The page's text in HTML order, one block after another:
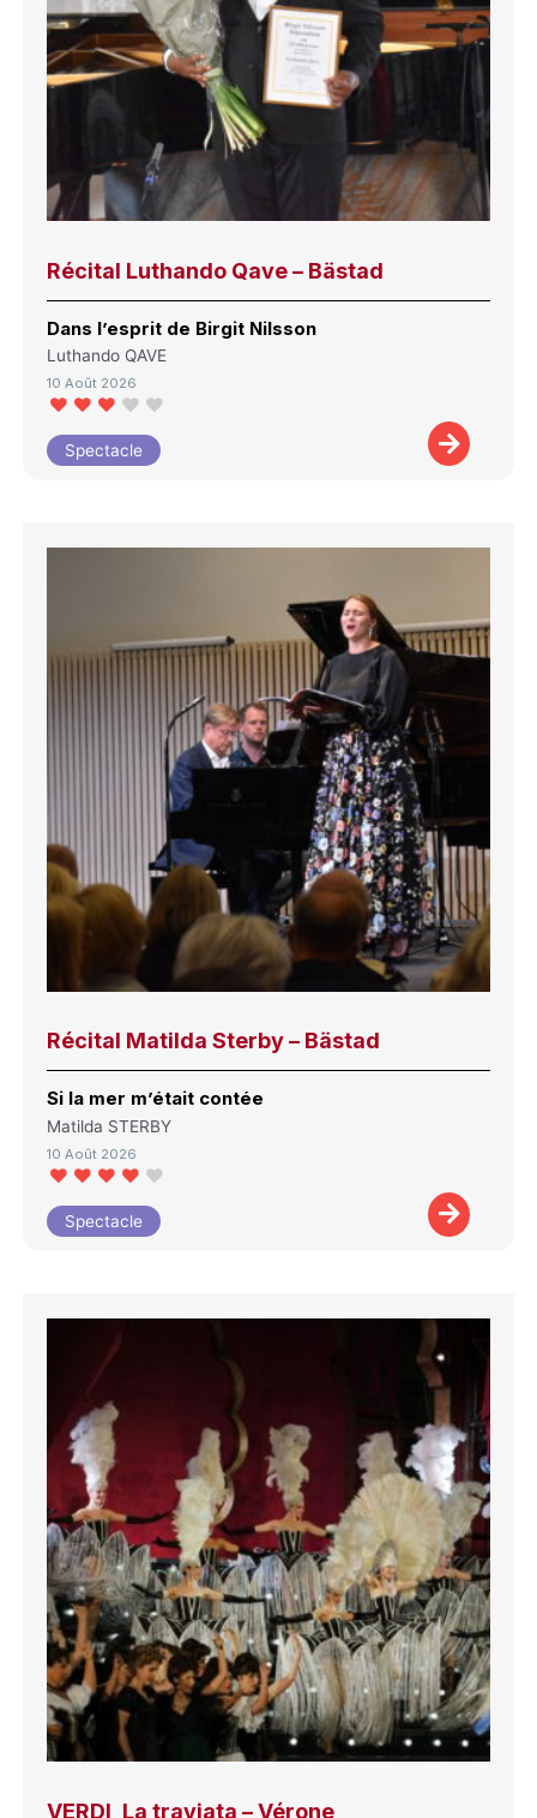
Récital Luthando Qave – Bästad
Dans l’esprit de Birgit Nilsson
Luthando QAVE
10 Août 2026
Spectacle
Récital Matilda Sterby – Bästad
Si la mer m’était contée
Matilda STERBY
10 Août 2026
Spectacle
VERDI, La traviata – Vérone